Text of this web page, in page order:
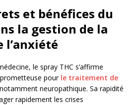
et bénéfices du
la gestion de la
l’anxiété
le spray THC s’affirme
pour le traitement de
neuropathique. Sa rapidité
rapidement les crises